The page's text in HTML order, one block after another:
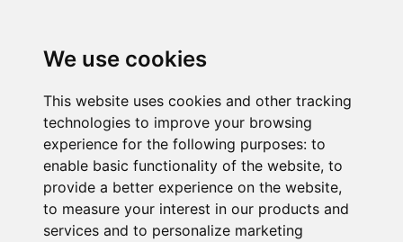
We use cookies
This website uses cookies and other tracking
technologies to improve your browsing
experience for the following purposes: to
enable basic functionality of the website, to
provide a better experience on the website,
to measure your interest in our products and
services and to personalize marketing